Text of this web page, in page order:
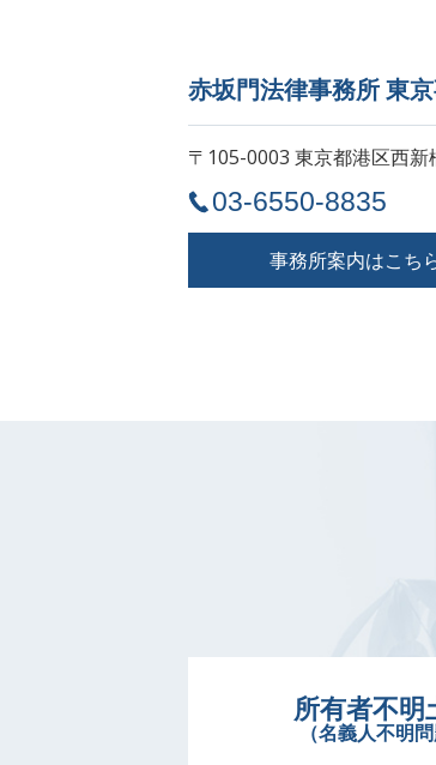
赤坂門法律事務所 東
〒105-0003 東京都港区西新
03-6550-8835
事務所案内はこち
所有者不明
（名義人不明問